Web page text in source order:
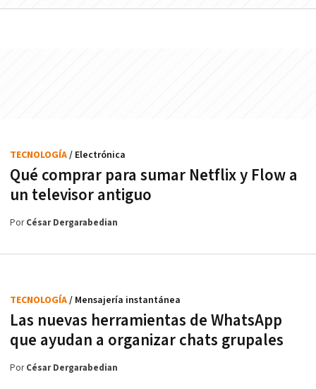
Qué comprar para sumar Netflix y Flow a
un televisor antiguo
TECNOLOGÍA/ Electrónica
PorCésar Dergarabedian
Las nuevas herramientas de WhatsApp
que ayudan a organizar chats grupales
TECNOLOGÍA/ Mensajería instantánea
PorCésar Dergarabedian